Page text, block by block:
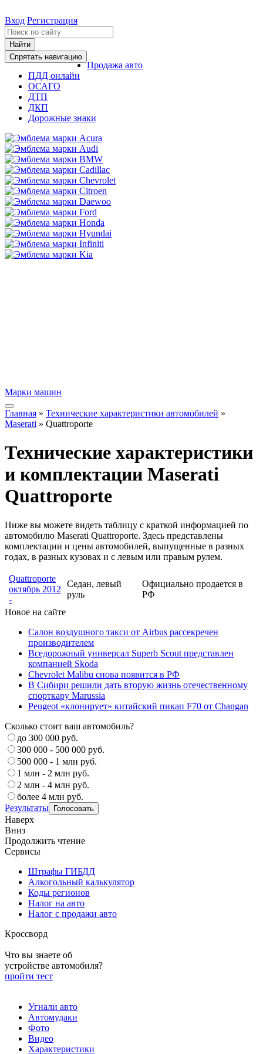
Вход Регистрация
Найти
Спрятать навигацию
Продажа авто
ПДД онлайн
ОСАГО
ДТП
ДКП
Дорожные знаки
Марки машин
Главная » Технические характеристики автомобилей »
Maserati » Quattroporte
Технические характеристики
и комплектации Maserati
Quattroporte
Ниже вы можете видеть таблицу с краткой информацией по
автомобилю Maserati Quattroporte. Здесь представлены
комплектации и цены автомобилей, выпущенные в разных
годах, в разных кузовах и с левым или правым рулем.
Quattroporte
октябрь 2012
-
Седан, левый
руль
Официально продается в
РФ
Новое на сайте
Салон воздушного такси от Airbus рассекречен
производителем
Вседорожный универсал Superb Scout представлен
компанией Skoda
Chevrolet Malibu снова появится в РФ
В Сибири решили дать вторую жизнь отечественному
спорткару Marussia
Peugeot «клонирует» китайский пикап F70 от Changan
Сколько стоит ваш автомобиль?
до 300 000 руб.
300 000 - 500 000 руб.
500 000 - 1 млн руб.
1 млн - 2 млн руб.
2 млн - 4 млн руб.
более 4 млн руб.
Результаты
Наверх
Вниз
Продолжить чтение
Сервисы
Штрафы ГИБДД
Алкогольный калькулятор
Коды регионов
Налог на авто
Налог с продажи авто
Кроссворд
Что вы знаете об
устройстве автомобиля?
пройти тест
Угнали авто
Автомудаки
Фото
Видео
Характеристики